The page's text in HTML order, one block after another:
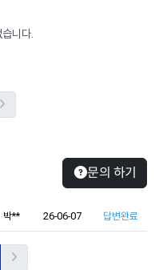
니다.
문의 하기
박** 26-06-07 답변완료